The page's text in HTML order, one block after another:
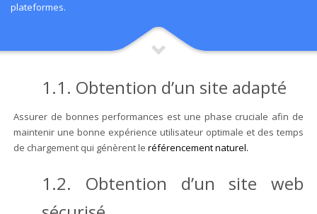
plateformes.
1.1. Obtention d’un site adapté
Assurer de bonnes performances est une phase cruciale afin de
maintenir une bonne expérience utilisateur optimale et des temps
de chargement qui génèrent leréférencement naturel.
1.2. Obtention d’un site web